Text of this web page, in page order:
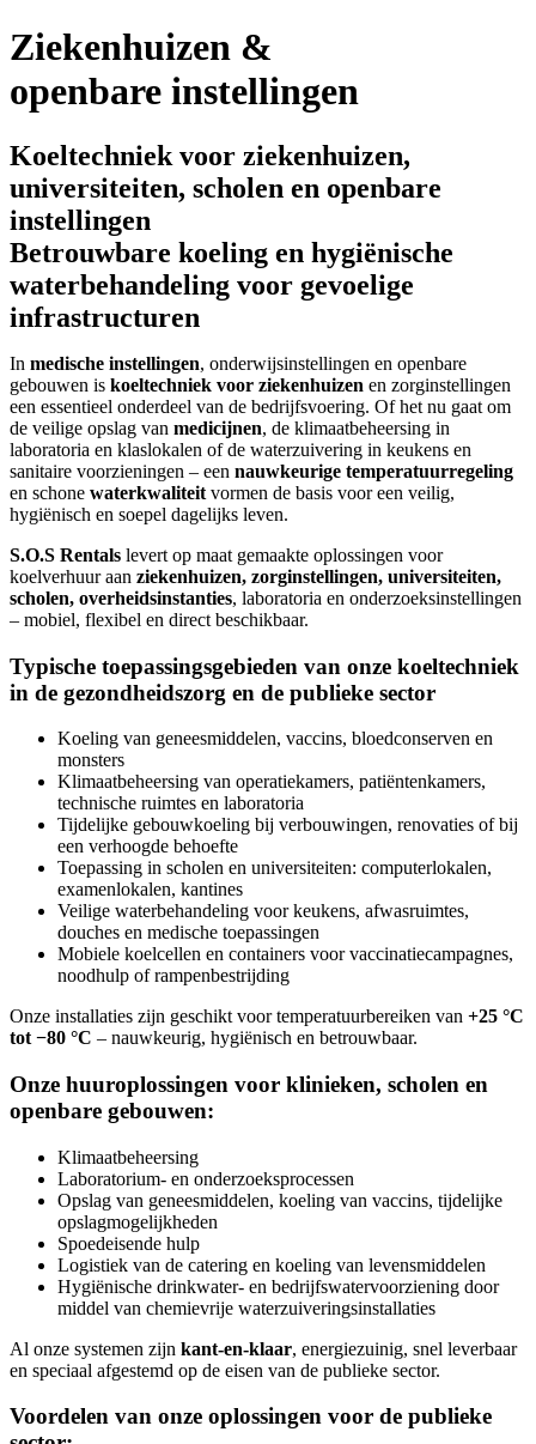
Ziekenhuizen &
openbare instellingen
Koeltechniek voor ziekenhuizen,
universiteiten, scholen en openbare
instellingen
Betrouwbare koeling en hygiënische
waterbehandeling voor gevoelige
infrastructuren
In medische instellingen, onderwijsinstellingen en openbare
gebouwen is koeltechniek voor ziekenhuizen en zorginstellingen
een essentieel onderdeel van de bedrijfsvoering. Of het nu gaat om
de veilige opslag van medicijnen, de klimaatbeheersing in
laboratoria en klaslokalen of de waterzuivering in keukens en
sanitaire voorzieningen – een nauwkeurige temperatuurregeling
en schone waterkwaliteit vormen de basis voor een veilig,
hygiënisch en soepel dagelijks leven.
S.O.S Rentals levert op maat gemaakte oplossingen voor
koelverhuur aan ziekenhuizen, zorginstellingen, universiteiten,
scholen, overheidsinstanties, laboratoria en onderzoeksinstellingen
– mobiel, flexibel en direct beschikbaar.
Typische toepassingsgebieden van onze koeltechniek
in de gezondheidszorg en de publieke sector
Koeling van geneesmiddelen, vaccins, bloedconserven en
monsters
Klimaatbeheersing van operatiekamers, patiëntenkamers,
technische ruimtes en laboratoria
Tijdelijke gebouwkoeling bij verbouwingen, renovaties of bij
een verhoogde behoefte
Toepassing in scholen en universiteiten: computerlokalen,
examenlokalen, kantines
Veilige waterbehandeling voor keukens, afwasruimtes,
douches en medische toepassingen
Mobiele koelcellen en containers voor vaccinatiecampagnes,
noodhulp of rampenbestrijding
Onze installaties zijn geschikt voor temperatuurbereiken van +25 °C
tot −80 °C – nauwkeurig, hygiënisch en betrouwbaar.
Onze huuroplossingen voor klinieken, scholen en
openbare gebouwen:
Klimaatbeheersing
Laboratorium- en onderzoeksprocessen
Opslag van geneesmiddelen, koeling van vaccins, tijdelijke
opslagmogelijkheden
Spoedeisende hulp
Logistiek van de catering en koeling van levensmiddelen
Hygiënische drinkwater- en bedrijfswatervoorziening door
middel van chemievrije waterzuiveringsinstallaties
Al onze systemen zijn kant-en-klaar, energiezuinig, snel leverbaar
en speciaal afgestemd op de eisen van de publieke sector.
Voordelen van onze oplossingen voor de publieke